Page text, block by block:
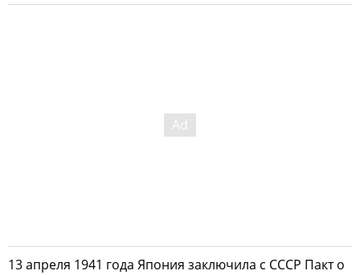
13 апреля 1941 года Япония заключила с СССР Пакт о